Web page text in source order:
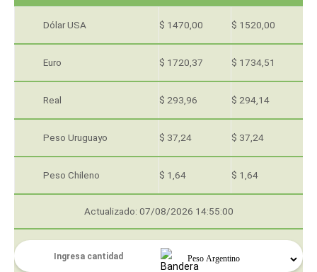
Dólar USA $ 1470,00 $ 1520,00
Euro $ 1720,37 $ 1734,51
Real $ 293,96 $ 294,14
Peso Uruguayo $ 37,24 $ 37,24
Peso Chileno $ 1,64 $ 1,64
Actualizado: 07/08/2026 14:55:00